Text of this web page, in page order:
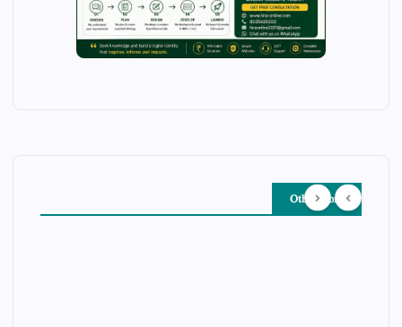
Other Story